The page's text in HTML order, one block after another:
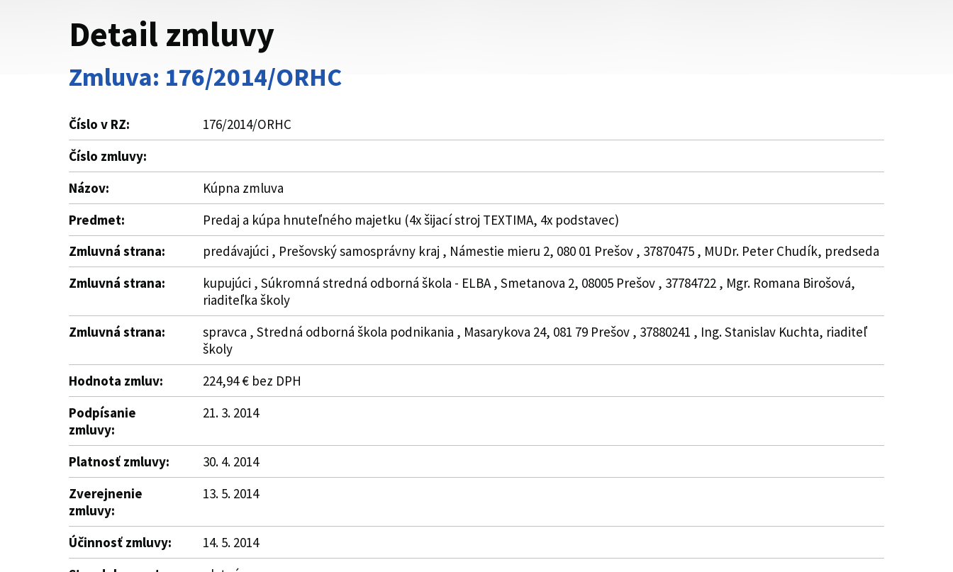
Detail zmluvy
Zmluva: 176/2014/ORHC
Číslo v RZ:
176/2014/ORHC
Číslo zmluvy:
Názov:
Kúpna zmluva
Predmet:
Predaj a kúpa hnuteľného majetku (4x šijací stroj TEXTIMA, 4x podstavec)
Zmluvná strana:
predávajúci , Prešovský samosprávny kraj , Námestie mieru 2, 080 01 Prešov , 37870475 , MUDr. Peter Chudík, predseda
Zmluvná strana:
kupujúci , Súkromná stredná odborná škola - ELBA , Smetanova 2, 08005 Prešov , 37784722 , Mgr. Romana Birošová,
riaditeľka školy
Zmluvná strana:
spravca , Stredná odborná škola podnikania , Masarykova 24, 081 79 Prešov , 37880241 , Ing. Stanislav Kuchta, riaditeľ
školy
Hodnota zmluv:
224,94 € bez DPH
Podpísanie
zmluvy:
21. 3. 2014
Platnosť zmluvy:
30. 4. 2014
Zverejnenie
zmluvy:
13. 5. 2014
Účinnosť zmluvy:
14. 5. 2014